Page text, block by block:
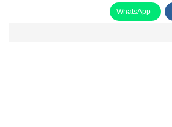
WhatsApp